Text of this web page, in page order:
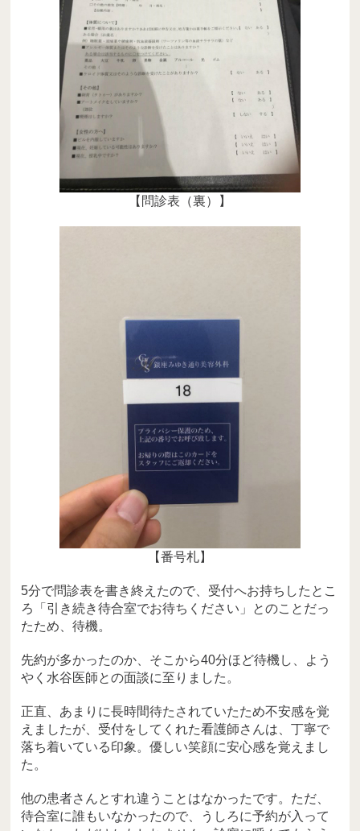
【問診表（裏）】
【番号札】
5分で問診表を書き終えたので、受付へお持ちしたとこ
ろ「引き続き待合室でお待ちください」とのことだっ
たため、待機。
先約が多かったのか、そこから40分ほど待機し、よう
やく水谷医師との面談に至りました。
正直、あまりに長時間待たされていたため不安感を覚
えましたが、受付をしてくれた看護師さんは、丁寧で
落ち着いている印象。優しい笑顔に安心感を覚えまし
た。
他の患者さんとすれ違うことはなかったです。ただ、
待合室に誰もいなかったので、うしろに予約が入って